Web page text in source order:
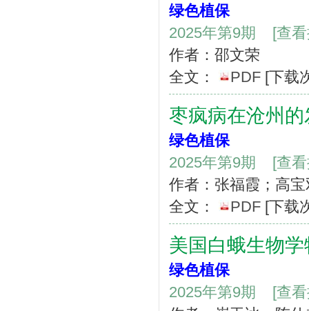
绿色植保
2025年第9期
[查
作者：邵文荣
全文：
PDF [下载
枣疯病在沧州
绿色植保
2025年第9期
[查
作者：张福霞；高
全文：
PDF [下载
美国白蛾生物
绿色植保
2025年第9期
[查